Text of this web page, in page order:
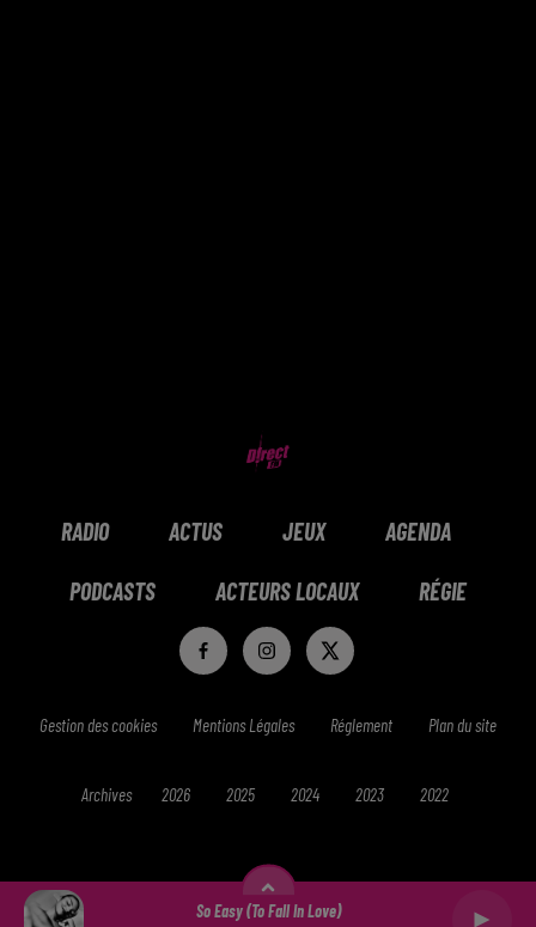
So Easy (to Fall In Love)
RADIO ACTUS JEUX AGENDA
PODCASTS ACTEURS LOCAUX RÉGIE
Gestion des cookies Mentions Légales Réglement Plan du site
Archives 2026 2025 2024 2023 2022